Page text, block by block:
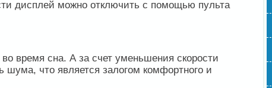
дисплей можно отключить с помощью пульта
время сна. А за счет уменьшения скорости
шума, что является залогом комфортного и